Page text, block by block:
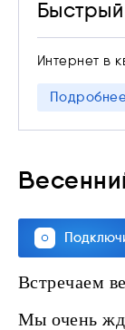
устранения
связи»
Быстрый
Интернет в
Подробнее
Встречаем
Мы очень